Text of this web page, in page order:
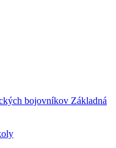
bojovníkov Základná